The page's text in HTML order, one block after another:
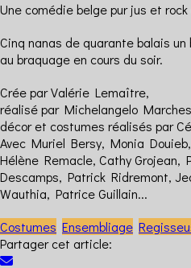
Une comédie belge pur jus et rock
Cinq nanas de quarante balais
au braquage en cours du soir.
Crée par Valérie Lemaître,
réalisé par Michelangelo
décor et costumes réalisés par
Avec Muriel Bersy, Monia
Hélène Remacle, Cathy Grojean,
Descamps, Patrick Ridremont,
Wauthia, Patrice Guillain...
Costumes Ensembliage
Partager cet article: